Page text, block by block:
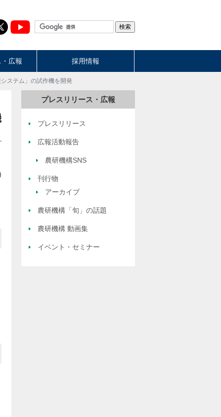
広報 採用情報
ステム」の試作機を開発
プレスリリース・広報
プレスリリース
広報活動報告
農研機構SNS
刊行物
アーカイブ
農研機構「旬」の話題
農研機構 動画集
イベント・セミナー